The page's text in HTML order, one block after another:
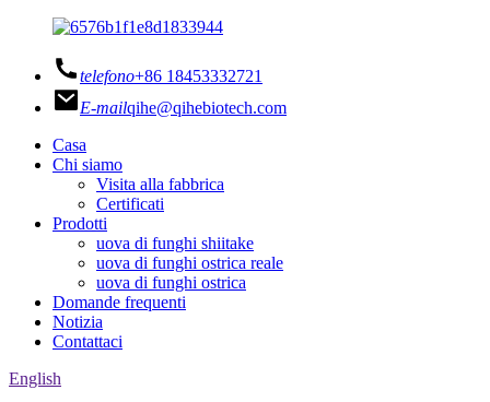
telefono+86 18453332721
E-mailqihe@qihebiotech.com
Casa
Chi siamo
Visita alla fabbrica
Certificati
Prodotti
uova di funghi shiitake
uova di funghi ostrica reale
uova di funghi ostrica
Domande frequenti
Notizia
Contattaci
English